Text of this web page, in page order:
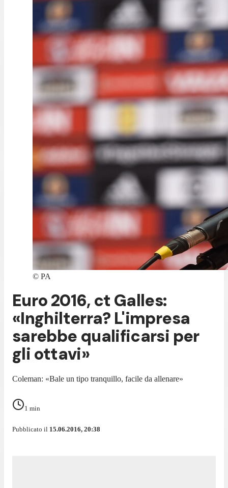
© PA
Euro 2016, ct Galles:
«Inghilterra? L'impresa
sarebbe qualificarsi per
gli ottavi»
Coleman: «Bale un tipo tranquillo, facile da allenare»
1 min
Pubblicato il 15.06.2016, 20:38